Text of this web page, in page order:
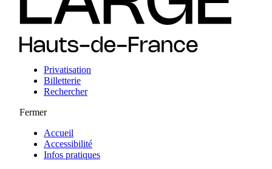
Privatisation
Billetterie
Rechercher
Fermer
Accueil
Accessibilité
Infos pratiques